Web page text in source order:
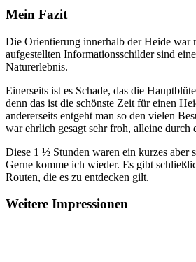
Mein Fazit
Die Orientierung innerhalb der Heide war
aufgestellten Informationsschilder sind
Naturerlebnis.
Einerseits ist es Schade, das die
denn das ist die schönste Zeit für einen
andererseits entgeht man so den vielen
war ehrlich gesagt sehr froh, alleine durch
Diese 1 ½ Stunden waren ein kurzes aber
Gerne komme ich wieder. Es gibt
Routen, die es zu entdecken gilt.
Weitere Impressionen